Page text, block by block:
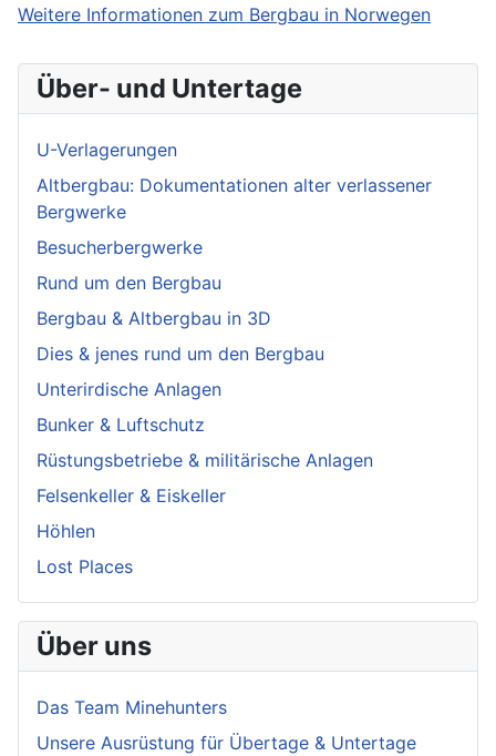
Weitere Informationen zum Bergbau in Norwegen
Über- und Untertage
U-Verlagerungen
Altbergbau: Dokumentationen alter verlassener
Bergwerke
Besucherbergwerke
Rund um den Bergbau
Bergbau & Altbergbau in 3D
Dies & jenes rund um den Bergbau
Unterirdische Anlagen
Bunker & Luftschutz
Rüstungsbetriebe & militärische Anlagen
Felsenkeller & Eiskeller
Höhlen
Lost Places
Über uns
Das Team Minehunters
Unsere Ausrüstung für Übertage & Untertage